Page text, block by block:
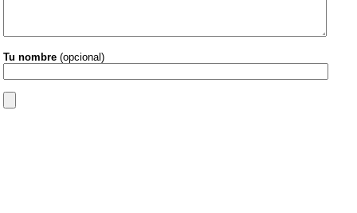
Tu nombre (opcional)